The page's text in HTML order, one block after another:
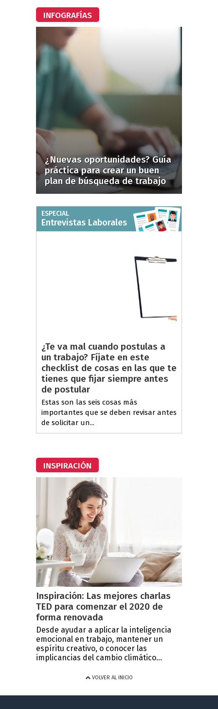
INFOGRAFÍAS
¿Nuevas oportunidades? Guía
práctica para crear un buen
plan de búsqueda de trabajo
ESPECIAL
Entrevistas Laborales
¿Te va mal cuando postulas a
un trabajo? Fíjate en este
checklist de cosas en las que te
tienes que fijar siempre antes
de postular
Estas son las seis cosas más
importantes que se deben revisar antes
de solicitar un...
INSPIRACIÓN
Inspiración: Las mejores charlas
TED para comenzar el 2020 de
forma renovada
Desde ayudar a aplicar la inteligencia
emocional en trabajo, mantener un
espíritu creativo, o conocer las
implicancias del cambio climático...
VOLVER AL INICIO